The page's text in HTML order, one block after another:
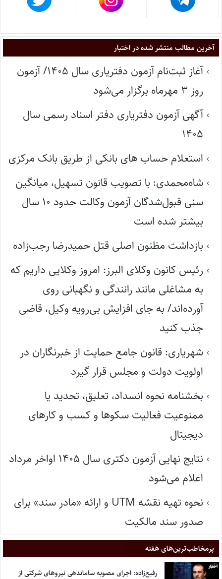
آخرین مطالب منتشر شده در اختبار
آغاز ثبت‌نام آزمون دفتریاری سال ۱۴۰۵/ آزمون
روز ۳ مهرماه برگزار می‌شود
آگهی آزمون دفتریاری دفتر اسناد رسمی سال
۱۴۰۵
استعلام حساب های بانکی از طریق بانک مرکزی
شاه‌محمدی: با تصویب قانون تسهیل، میانگین
سنی قبول‌شدگان آزمون وکالت حدود ۱۰ سال
بیشتر شده است
بازداشت مظنون اصلی قتل حمیدرضا رجب‌زاده
رئیس کانون وکلای البرز: امروز وکلایی داریم که
به مشاغلی مانند رانندگی و نگهبانی روی
آورده‌اند/ به جای افزایش بی‌رویه وکیل، قاضی
جذب کنید
شهریاری: قانون جامع حمایت از خبرنگاران در
اولویت دولت و مجلس قرار گیرد
بخشنامه نحوه انسداد، تعلیق، تحدید یا
ممنوعیت فعالیت سکوها و کسب و کارهای
دیجیتال
نتایج نهایی آزمون دکتری سال ۱۴۰۵ اواخر مرداد
اعلام می‌شود
نحوه تهیه نقشه UTM و ارائه «مادر سند» برای
صدور سند مالکیت
پر‌مخاطب‌ترین‌های هفته
رفیع‌زاده: اجرای مصوبه ساماندهی نیروهای شرکتی از